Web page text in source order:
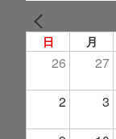
日 月
26 27
2 3